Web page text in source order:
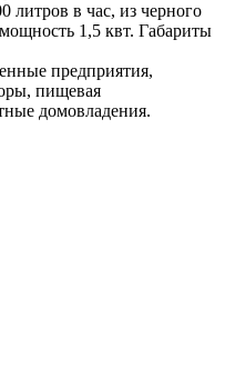
литров в час, из черного
предприятия,
пищевая
домовладения.